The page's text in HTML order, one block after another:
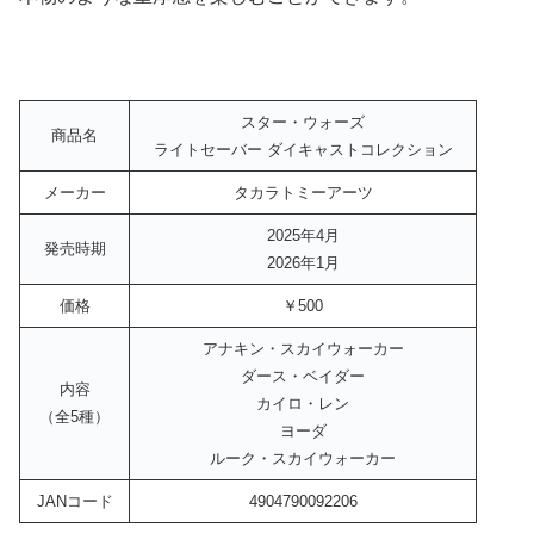
商品名
スター・ウォーズ
ライトセーバー ダイキャストコレクション
メーカー タカラトミーアーツ
発売時期
2025年4月
2026年1月
価格 ￥500
内容
（全5種）
アナキン・スカイウォーカー
ダース・ベイダー
カイロ・レン
ヨーダ
ルーク・スカイウォーカー
JANコード 4904790092206